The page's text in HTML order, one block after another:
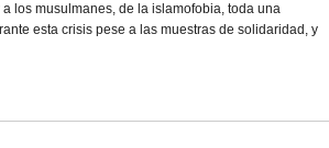
los musulmanes, de la islamofobia, toda una
esta crisis pese a las muestras de solidaridad, y